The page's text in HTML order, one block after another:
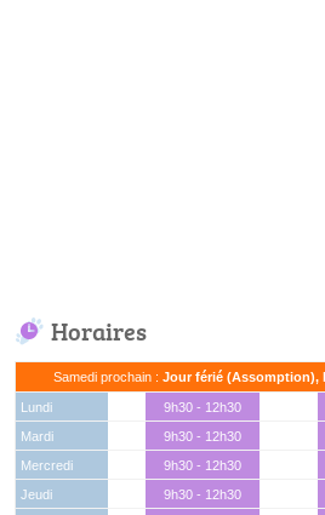
Horaires
Samedi prochain : Jour férié (Assomption),
Lundi 9h30 - 12h30
Mardi
9h30 - 12h30
Mercredi
9h30 - 12h30
Jeudi
9h30 - 12h30